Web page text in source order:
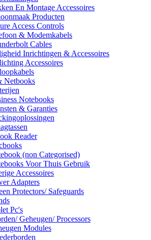
En Montage Accessoires
Producten
Access Controls
& Modemkabels
Cables
Inrichtingen & Accessoires
Accessoires
Netbooks
Notebooks
& Garanties
Reader
(non Categorised)
Voor Thuis Gebruik
Accessoires
Adapters
Protectors/ Safeguards
Pc's
Geheugen/ Processors
Modules